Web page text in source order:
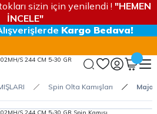
sizin için yenilendi ! "HEMEN
İNCELE"
Kargo Bedava!
Spin Olta Kamışları